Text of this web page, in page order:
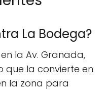
La Bodega?
la Av. Granada,
que la convierte en
la zona para